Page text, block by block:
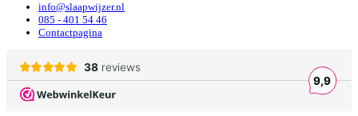
info@slaapwijzer.nl
085 - 401 54 46
Contactpagina